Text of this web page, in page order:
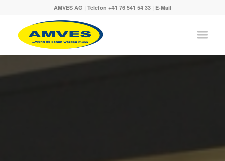
AMVES AG | Telefon +41 76 541 54 33| E-Mail